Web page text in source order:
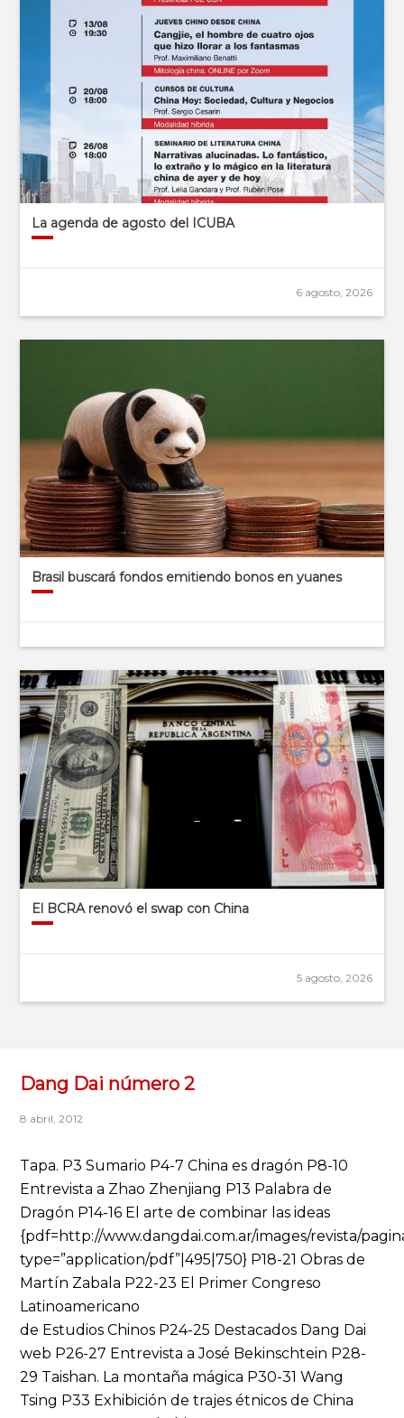
La agenda de agosto del ICUBA
6 agosto, 2026
Brasil buscará fondos emitiendo bonos en yuanes
El BCRA renovó el swap con China
5 agosto, 2026
Dang Dai número 2
8 abril, 2012
Tapa. P3 Sumario P4-7 China es dragón P8-10
Entrevista a Zhao Zhenjiang P13 Palabra de
Dragón P14-16 El arte de combinar las ideas
{pdf=http://www.dangdai.com.ar/images/revista/
type=”application/pdf”|495|750} P18-21 Obras de
Martín Zabala P22-23 El Primer Congreso
Latinoamericano
de Estudios Chinos P24-25 Destacados Dang Dai
web P26-27 Entrevista a José Bekinschtein P28-
29 Taishan. La montaña mágica P30-31 Wang
Tsing P33 Exhibición de trajes étnicos de China